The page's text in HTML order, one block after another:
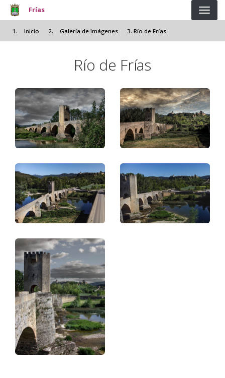
Pasar al contenido principal
Frías
Inicio Galería de Imágenes Río de Frías
Río de Frías